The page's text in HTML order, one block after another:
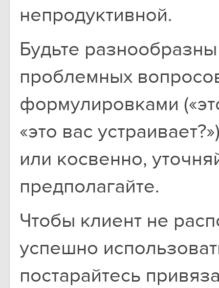
непродуктивной.
Будьте
проблемных
формулировками
«это вас
или косвенно,
предполагайте.
Чтобы клиент не
успешно
постарайтесь